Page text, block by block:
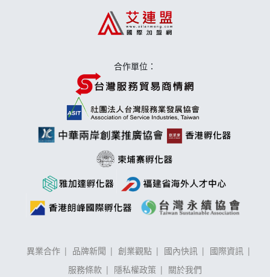
莫尼早餐Morni加盟說明會
合作單位：
異業合作 品牌新聞 創業觀點 國內快訊
國際資訊
服務條款
隱私權政策 關於我們